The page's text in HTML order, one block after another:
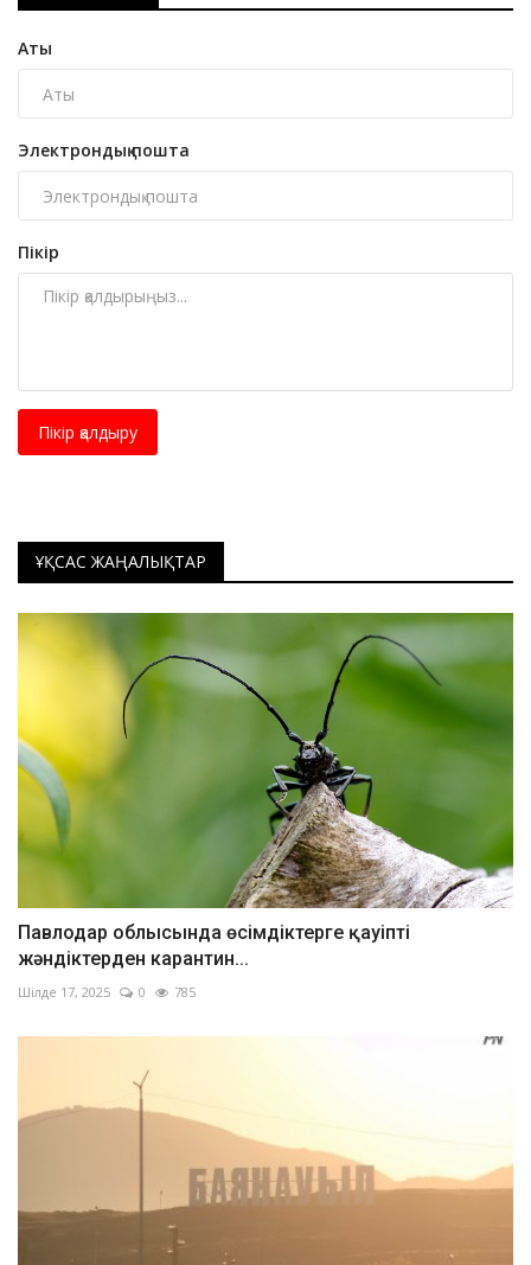
Аты
Электрондық пошта
Пікір
Пікір қалдыру
ҰҚСАС ЖАҢАЛЫҚТАР
Павлодар облысында өсімдіктерге қауіпті
жәндіктерден карантин...
Шілде 17, 2025 0 785